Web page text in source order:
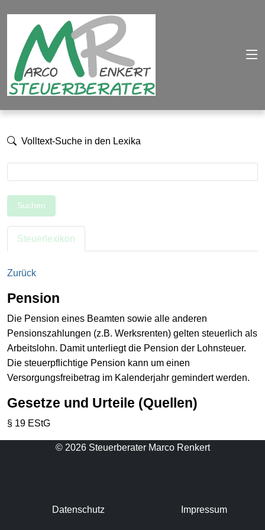
Volltext-Suche in den Lexika
Suchen
Steuerlexikon
Zurück
Pension
Die Pension eines Beamten sowie alle anderen
Pensionszahlungen (z.B. Werksrenten) gelten steuerlich als
Arbeitslohn. Damit unterliegt die Pension der Lohnsteuer.
Die steuerpflichtige Pension kann um einen
Versorgungsfreibetrag im Kalenderjahr gemindert werden.
Gesetze und Urteile (Quellen)
§ 19 EStG
© 2026 Steuerberater Marco Renkert
Datenschutz Impressum